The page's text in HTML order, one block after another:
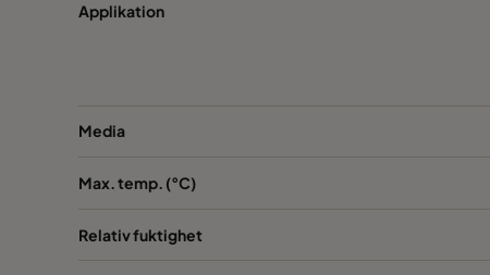
Applikation
Media
Max. temp. (°C)
Relativ fuktighet